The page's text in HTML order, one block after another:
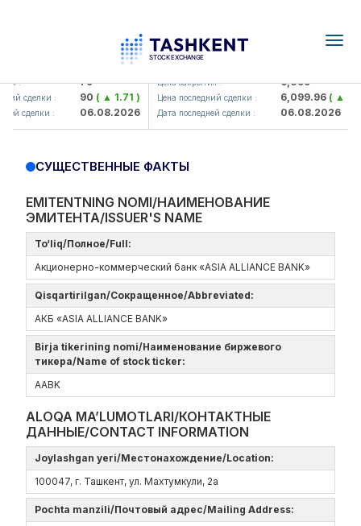
: 79
сделки : 90( ▲ 1.71 )
сделки : 06.08.2026
UZMK (<O'zmetkombinat> AJ)
Цена закрытия : 6,099
Цена последний сделки : 6,099.96( ▲
Дата последней сделки : 06.08.2026
СУЩЕСТВЕННЫЕ ФАКТЫ
EMITENTNING NOMI/НАИМЕНОВАНИЕ
ЭМИТЕНТА/ISSUER'S NAME
To‘liq/Полное/Full:
Акционерно-коммерческий банк «ASIA ALLIANCE BANK»
Qisqartirilgan/Сокращенное/Abbreviated:
АКБ «ASIA ALLIANCE BANK»
Birja tikerining nomi/Наименование биржевого
тикера/Name of stock ticker:
AABK
ALOQA MA’LUMOTLARI/КОНТАКТНЫЕ
ДАННЫЕ/CONTACT INFORMATION
Joylashgan yeri/Местонахождение/Location:
100047, г. Ташкент, ул. Махтумкули, 2а
Pochta manzili/Почтовый адрес/Mailing Address: